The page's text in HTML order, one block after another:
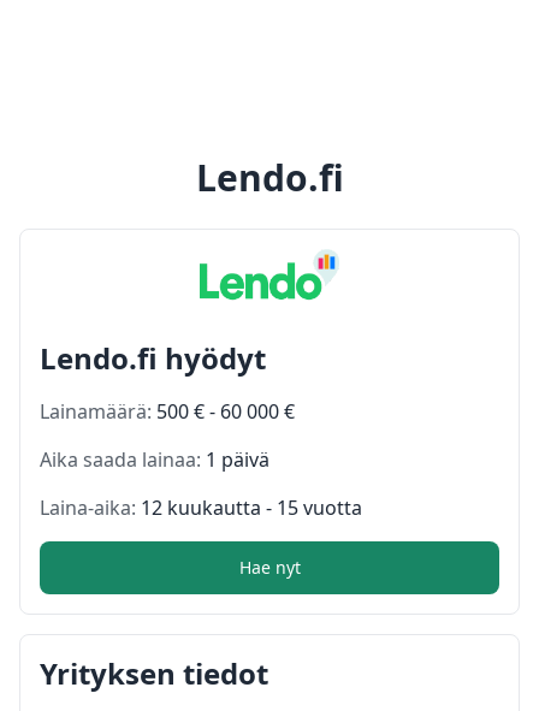
Lendo.fi
Lendo.fi hyödyt
Lainamäärä: 500 € - 60 000 €
Aika saada lainaa: 1 päivä
Laina-aika: 12 kuukautta - 15 vuotta
Hae nyt
Yrityksen tiedot